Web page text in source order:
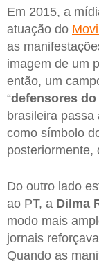
Em 2015, a
atuação do
as
imagem de um
então, um
“defensores
brasileira passa
como símbolo
posteriormente,
Do outro lado
ao PT, a Dilma
modo mais
jornais
Quando as